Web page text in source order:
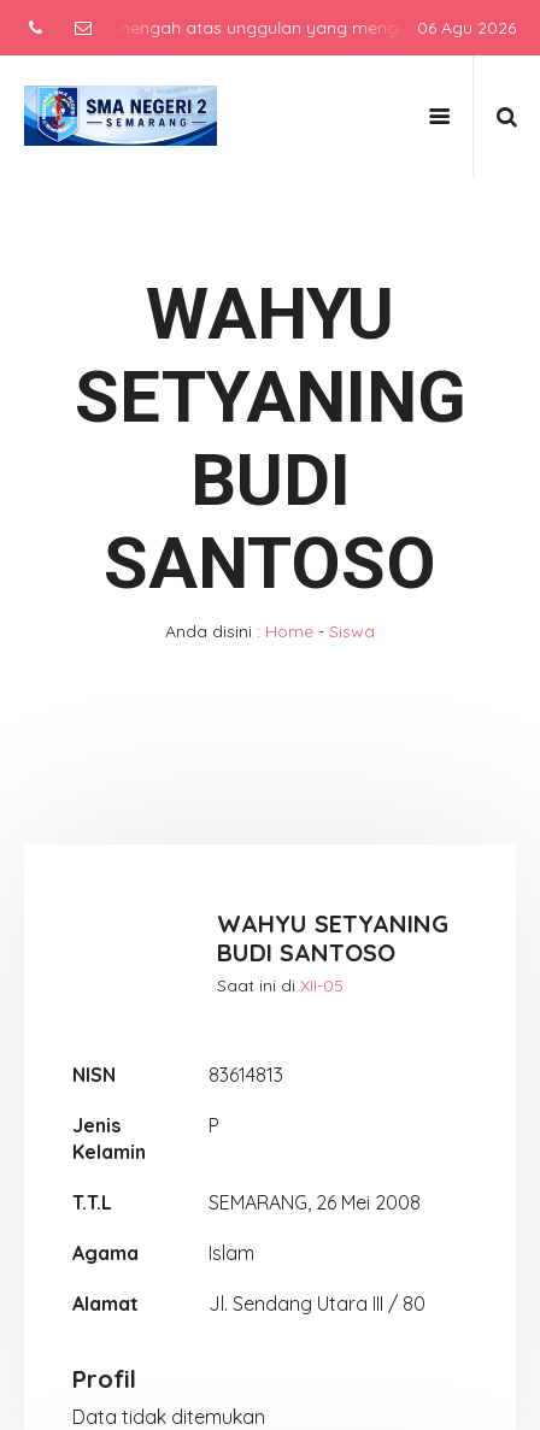
sekolah menengah atas unggulan yang menghasilkan lulusan
06 Agu 2026
WAHYU
SETYANING
BUDI
SANTOSO
Anda disini : Home - Siswa
WAHYU SETYANING
BUDI SANTOSO
Saat ini diXII-05
NISN 83614813
Jenis
Kelamin
P
T.T.L SEMARANG, 26 Mei 2008
Agama Islam
Alamat Jl. Sendang Utara III / 80
Profil
Data tidak ditemukan